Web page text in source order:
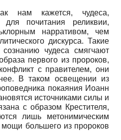
нам кажется, чудеса,
почитания реликвии,
нарративом, чем
дискурса. Такие
чудеса смягчают
первого из пророков,
с правителем, они
В таком освещении из
покаяния Иоанн
источниками силы и
с образом Крестителя,
лишь метонимическим
мощи большего из пророков